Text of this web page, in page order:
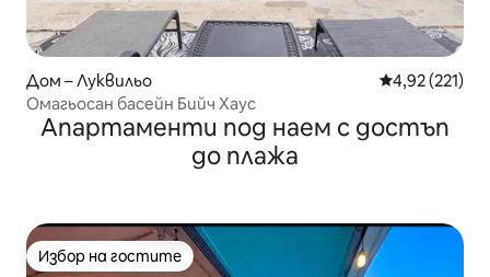
Дом – Луквильо Средна
4,92 (221)
Омагьосан басейн Бийч Хаус
Апартаменти под наем с достъп
до плажа
Избор на гостите
Избор на гостите